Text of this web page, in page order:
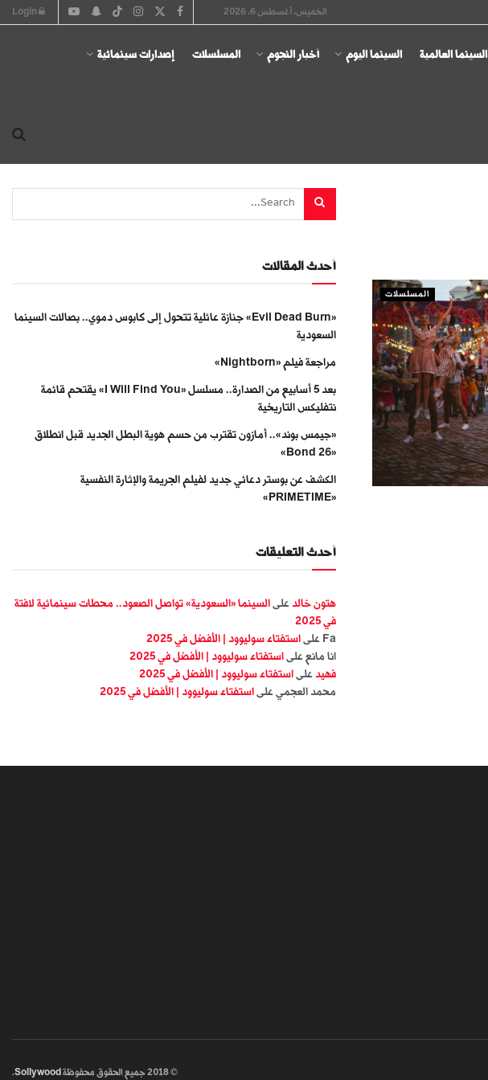
الخميس, أغسطس 6, 2026
السينما العالمية السينما اليوم أخبار النجوم المسلسلات إصدارات سينمائية
المسلسلات
أحدث المقالات
«Evil Dead Burn» جنازة عائلية تتحول إلى كابوس دموي.. بصالات السينما
السعودية
مراجعة فيلم «Nightborn»
بعد 5 أسابيع من الصدارة.. مسلسل «I Will Find You» يقتحم قائمة
نتفليكس التاريخية
«جيمس بوند».. أمازون تقترب من حسم هوية البطل الجديد قبل انطلاق
«Bond 26»
الكشف عن بوستر دعائي جديد لفيلم الجريمة والإثارة النفسية
«PRIMETIME»
أحدث التعليقات
هتون خالد على السينما «السعودية» تواصل الصعود.. محطات سينمائية لافتة
في 2025
Fa على استفتاء سوليوود | الأفضل في 2025
انا مانع على استفتاء سوليوود | الأفضل في 2025
فهيد على استفتاء سوليوود | الأفضل في 2025
محمد العجمي على استفتاء سوليوود | الأفضل في 2025
© 2018 جميع الحقوق محفوظة Sollywood
.